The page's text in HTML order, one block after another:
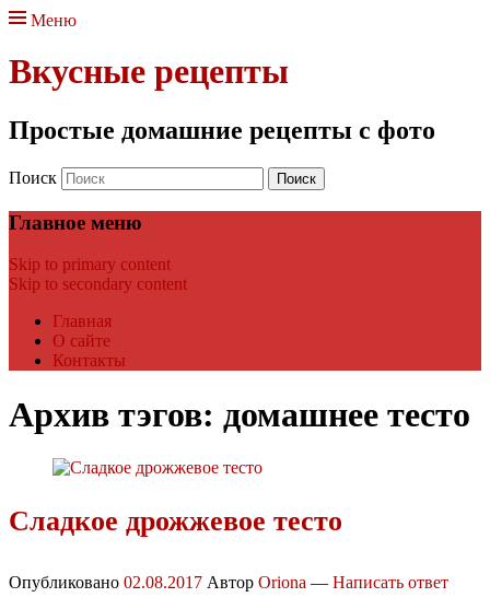
Меню
Вкусные рецепты
Простые домашние рецепты с фото
Поиск
Главное меню
Skip to primary content
Skip to secondary content
Главная
О сайте
Контакты
Архив тэгов: домашнее тесто
Сладкое дрожжевое тесто
Опубликовано 02.08.2017 Автор Oriona — Написать ответ